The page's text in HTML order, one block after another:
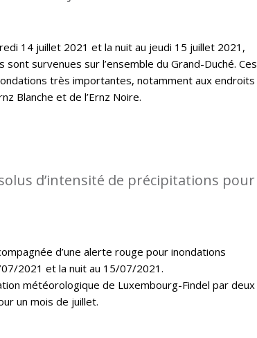
14 juillet 2021 et la nuit au jeudi 15 juillet 2021,
survenues sur l’ensemble du Grand-Duché. Ces
très importantes, notamment aux endroits
Blanche et de l’Ernz Noire.
d’intensité de précipitations pour
d’une alerte rouge pour inondations
2021 et la nuit au 15/07/2021.
météorologique de Luxembourg-Findel par deux
un mois de juillet.